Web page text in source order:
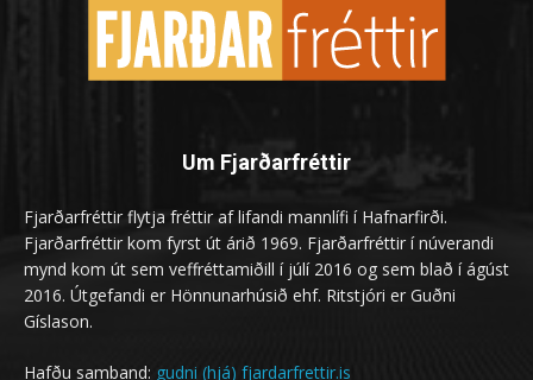
Um Fjarðarfréttir
Fjarðarfréttir flytja fréttir af lifandi mannlífi í Hafnarfirði.
Fjarðarfréttir kom fyrst út árið 1969. Fjarðarfréttir í núverandi
mynd kom út sem veffréttamiðill í júlí 2016 og sem blað í ágúst
2016. Útgefandi er Hönnunarhúsið ehf. Ritstjóri er Guðni
Gíslason.
Hafðu samband: gudni (hjá) fjardarfrettir.is